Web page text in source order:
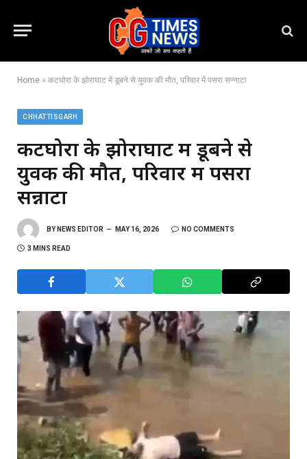
Home » कटघोरा के झोराघाट में डूबने से युवक की मौत, परिवार में पसरा सन्नाटा
CHHATTISGARH
कटघोरा के झोराघाट में डूबने से
युवक की मौत, परिवार में पसरा
सन्नाटा
BY NEWS EDITOR MAY 16, 2026 NO COMMENTS
3 MINS READ